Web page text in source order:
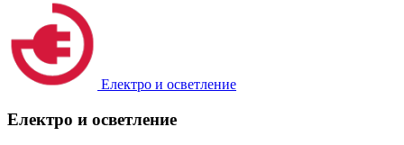
Електро и осветление
Електро и осветление